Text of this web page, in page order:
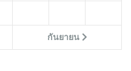
กันยายน